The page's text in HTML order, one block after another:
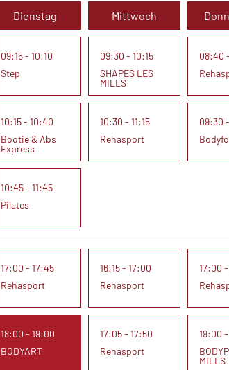
Dienstag
09:15 - 10:10
Step
10:15 - 10:40
Bootie & Abs
Express
10:45 - 11:45
Pilates
Mittwoch
09:30 - 10:15
SHAPES LES
MILLS
10:30 - 11:15
Rehasport
08:40
09:30
17:00 - 17:45
Rehasport
18:00 - 19:00
BODYART
16:15 - 17:00
Rehasport
17:05 - 17:50
Rehasport
17:00
19:00
MILLS